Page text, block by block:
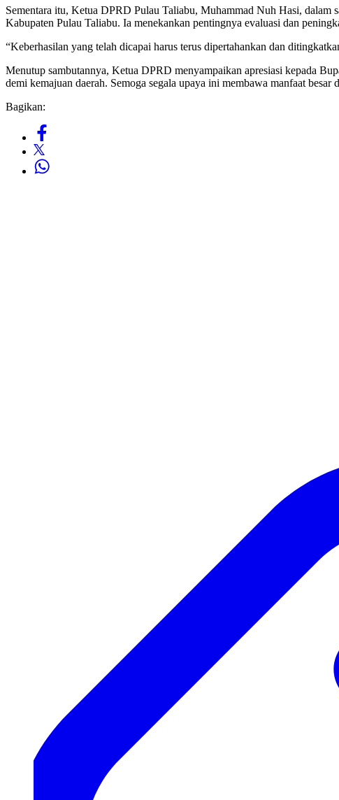
Sementara itu, Ketua DPRD Pulau Taliabu, Muhammad Nuh Hasi, dalam
Kabupaten Pulau Taliabu. Ia menekankan pentingnya evaluasi dan
“Keberhasilan yang telah dicapai harus terus dipertahankan dan
Menutup sambutannya, Ketua DPRD menyampaikan apresiasi kepada
demi kemajuan daerah. Semoga segala upaya ini membawa manfaat
Bagikan: